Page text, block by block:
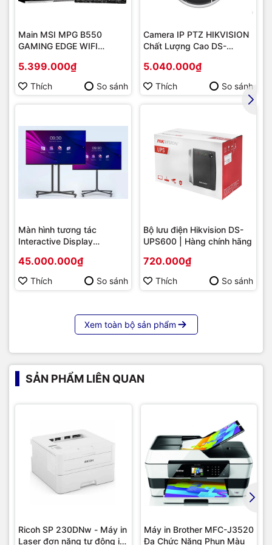
Chất lượng in sắc nét, hoạt
động ổn định
với chất lượng in laser danh tiếng từ HP,
cho bạn khả năng in ổn định và sắc nét. Những trang giấy in
đều đặn, màu đen đậm, văn bản và đồ họa sắc nét, giúp
Dễ dàng in và scan bằng
Nhờ kết nối không dây, bạn có thể dễ dàng chia sẻ tài
Main MSI MPG B550
GAMING EDGE WIFI
Socket AM4/ VGA
onboard)
5.399.000₫
Thích So sánh
Camera IP PTZ HIKVISION
Chất Lượng Cao DS-
5.040.000₫
Thích So sánh
Màn hình tương tác
Interactive Display
86 | Cấu hình cao cấp |
Hàng chính hãng
45.000.000₫
Thích So sánh
Bộ lưu điện Hikvision DS-
UPS600 | Hàng chính hãng
720.000₫
Thích So sánh
Xem toàn bộ sản phẩm
SẢN PHẨM LIÊN QUAN
Ricoh SP 230DNw - Máy in
Laser đơn năng tự động in
Máy in Brother MFC-J3520
Đa Chức Năng Phun Màu